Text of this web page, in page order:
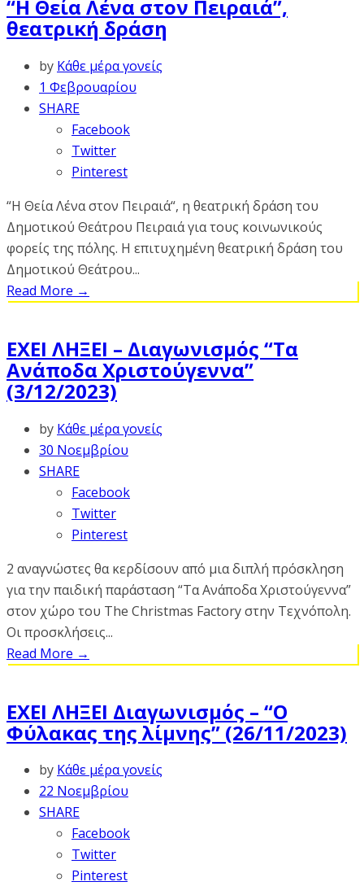
“Η Θεία Λένα στον Πειραιά”,
θεατρική δράση
by Κάθε μέρα γονείς
1 Φεβρουαρίου
SHARE
Facebook
Twitter
Pinterest
“Η Θεία Λένα στον Πειραιά“, η θεατρική δράση του
Δημοτικού Θεάτρου Πειραιά για τους κοινωνικούς
φορείς της πόλης. Η επιτυχημένη θεατρική δράση του
Δημοτικού Θεάτρου...
Read More →
ΕΧΕΙ ΛΗΞΕΙ – Διαγωνισμός “Τα
Ανάποδα Χριστούγεννα”
(3/12/2023)
by Κάθε μέρα γονείς
30 Νοεμβρίου
SHARE
Facebook
Twitter
Pinterest
2 αναγνώστες θα κερδίσουν από μια διπλή πρόσκληση
για την παιδική παράσταση “Τα Ανάποδα Χριστούγεννα”
στον χώρο του The Christmas Factory στην Τεχνόπολη.
Οι προσκλήσεις...
Read More →
ΕΧΕΙ ΛΗΞΕΙ Διαγωνισμός – “Ο
Φύλακας της λίμνης” (26/11/2023)
by Κάθε μέρα γονείς
22 Νοεμβρίου
SHARE
Facebook
Twitter
Pinterest